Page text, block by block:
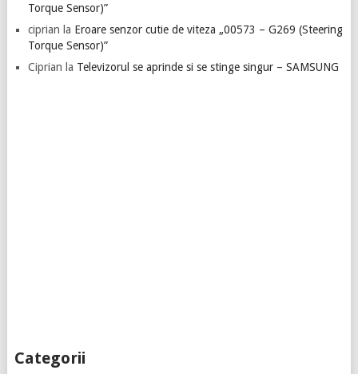
Torque Sensor)”
ciprian la Eroare senzor cutie de viteza „00573 – G269 (Steering
Torque Sensor)”
Ciprian la Televizorul se aprinde si se stinge singur – SAMSUNG
Categorii